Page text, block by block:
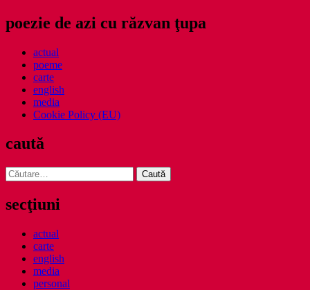
poezie de azi cu răzvan ţupa
actual
poeme
carte
english
media
Cookie Policy (EU)
caută
Caută
după:
secţiuni
actual
carte
english
media
personal